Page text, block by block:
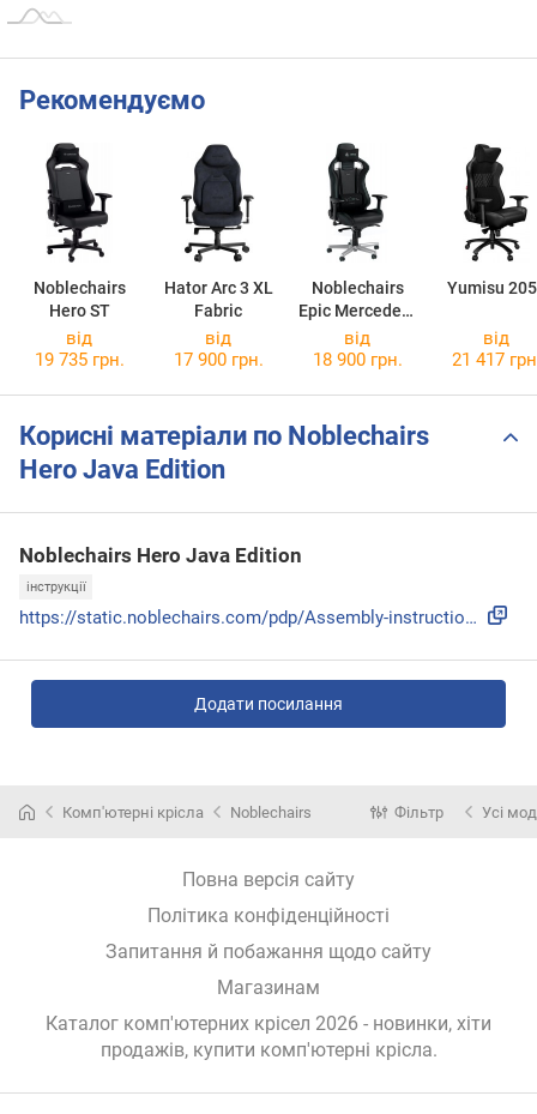
Рекомендуємо
Noblechairs
Hero ST
Hator Arc 3 XL
Fabric
Noblechairs
Epic Mercedes-
AMG Petronas
F1 Team
Yumisu
від
19 735 грн.
від
17 900 грн.
від
18 900 грн.
від
21 417
Корисні матеріали по Noblechairs
Hero Java Edition
Noblechairs Hero Java Edition
інструкції
https://static.noblechairs.com/pdp/Assembly-instructions-HE...
Додати посилання
Комп'ютерні крісла Noblechairs Фільтр Усі
Повна версія сайту
Політика конфіденційності
Запитання й побажання щодо сайту
Магазинам
Каталог комп'ютерних крісел 2026 - новинки, хіти
продажів, купити комп'ютерні крісла.